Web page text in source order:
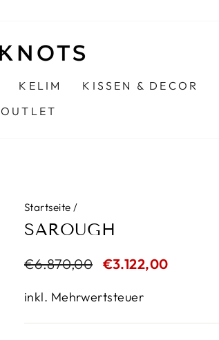
KELIM KISSEN & DECOR
OUTLET
Startseite /
SAROUGH
Normaler
€6.870,00 Sonderpreis
€3.122,00
inkl. Mehrwertsteuer